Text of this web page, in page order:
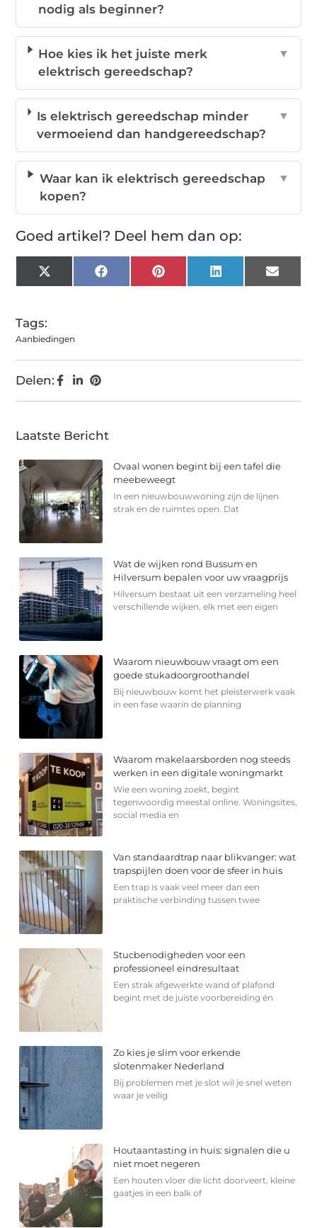
nodig als beginner?
Hoe kies ik het juiste merk
elektrisch gereedschap?
▼
Is elektrisch gereedschap minder
vermoeiend dan handgereedschap?
▼
Waar kan ik elektrisch gereedschap
kopen?
▼
Goed artikel? Deel hem dan op:
X
(Twitter)
FacebookPinterest LinkedIn Email
Tags:
Aanbiedingen
Delen:
Laatste Bericht
Ovaal wonen begint bij een tafel die
meebeweegt
In een nieuwbouwwoning zijn de lijnen
strak en de ruimtes open. Dat
Wat de wijken rond Bussum en
Hilversum bepalen voor uw vraagprijs
Hilversum bestaat uit een verzameling heel
verschillende wijken, elk met een eigen
Waarom nieuwbouw vraagt om een
goede stukadoorgroothandel
Bij nieuwbouw komt het pleisterwerk vaak
in een fase waarin de planning
Waarom makelaarsborden nog steeds
werken in een digitale woningmarkt
Wie een woning zoekt, begint
tegenwoordig meestal online. Woningsites,
social media en
Van standaardtrap naar blikvanger: wat
trapspijlen doen voor de sfeer in huis
Een trap is vaak veel meer dan een
praktische verbinding tussen twee
Stucbenodigheden voor een
professioneel eindresultaat
Een strak afgewerkte wand of plafond
begint met de juiste voorbereiding én
Zo kies je slim voor erkende
slotenmaker Nederland
Bij problemen met je slot wil je snel weten
waar je veilig
Houtaantasting in huis: signalen die u
niet moet negeren
Een houten vloer die licht doorveert, kleine
gaatjes in een balk of